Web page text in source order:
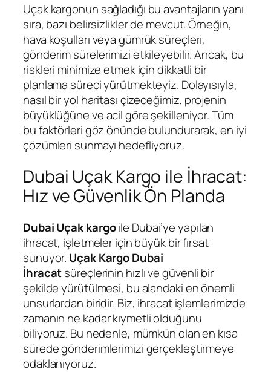
Uçak kargonun sağladığı bu avantajların yanı
sıra, bazı belirsizlikler de mevcut. Örneğin,
hava koşulları veya gümrük süreçleri,
gönderim sürelerimizi etkileyebilir. Ancak, bu
riskleri minimize etmek için dikkatli bir
planlama süreci yürütmekteyiz. Dolayısıyla,
nasıl bir yol haritası çizeceğimiz, projenin
büyüklüğüne ve acil göre şekilleniyor. Tüm
bu faktörleri göz önünde bulundurarak, en iyi
çözümleri sunmayı hedefliyoruz.
Dubai Uçak Kargo ile İhracat:
Hız ve Güvenlik Ön Planda
Dubai Uçak kargoile Dubai’ye yapılan
ihracat, işletmeler için büyük bir fırsat
sunuyor. Uçak Kargo Dubai
İhracatsüreçlerinin hızlı ve güvenli bir
şekilde yürütülmesi, bu alandaki en önemli
unsurlardan biridir. Biz, ihracat işlemlerimizde
zamanın ne kadar kıymetli olduğunu
biliyoruz. Bu nedenle, mümkün olan en kısa
sürede gönderimlerimizi gerçekleştirmeye
odaklanıyoruz.